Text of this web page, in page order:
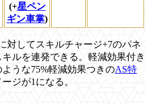
(+星ペン
ギン車掌)
対してスキルチャージ+7のパネ
ルを連発できる。軽減効果付き
ような75%軽減効果つきのAS特
ジが1になる。